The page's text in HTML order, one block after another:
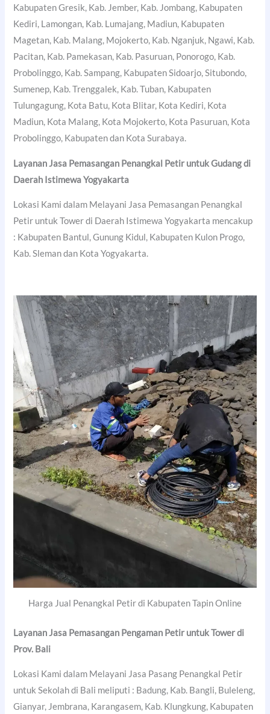
Kabupaten Gresik, Kab. Jember, Kab. Jombang, Kabupaten
Kediri, Lamongan, Kab. Lumajang, Madiun, Kabupaten
Magetan, Kab. Malang, Mojokerto, Kab. Nganjuk, Ngawi, Kab.
Pacitan, Kab. Pamekasan, Kab. Pasuruan, Ponorogo, Kab.
Probolinggo, Kab. Sampang, Kabupaten Sidoarjo, Situbondo,
Sumenep, Kab. Trenggalek, Kab. Tuban, Kabupaten
Tulungagung, Kota Batu, Kota Blitar, Kota Kediri, Kota
Madiun, Kota Malang, Kota Mojokerto, Kota Pasuruan, Kota
Probolinggo, Kabupaten dan Kota Surabaya.
Layanan Jasa Pemasangan Penangkal Petir untuk Gudang di
Daerah Istimewa Yogyakarta
Lokasi Kami dalam Melayani Jasa Pemasangan Penangkal
Petir untuk Tower di Daerah Istimewa Yogyakarta mencakup
: Kabupaten Bantul, Gunung Kidul, Kabupaten Kulon Progo,
Kab. Sleman dan Kota Yogyakarta.
Harga Jual Penangkal Petir di Kabupaten Tapin Online
Layanan Jasa Pemasangan Pengaman Petir untuk Tower di
Prov. Bali
Lokasi Kami dalam Melayani Jasa Pasang Penangkal Petir
untuk Sekolah di Bali meliputi : Badung, Kab. Bangli, Buleleng,
Gianyar, Jembrana, Karangasem, Kab. Klungkung, Kabupaten